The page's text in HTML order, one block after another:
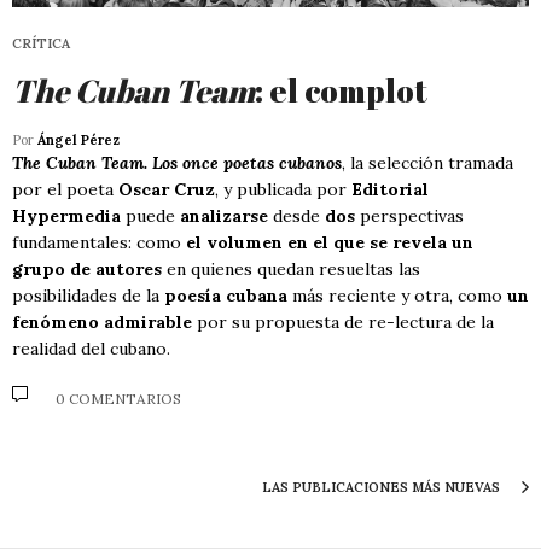
CRÍTICA
The Cuban Team: el complot
Por Ángel Pérez
The Cuban Team. Los once poetas cubanos, la selección tramada
por el poeta Oscar Cruz, y publicada por Editorial
Hypermedia puede analizarse desde dos perspectivas
fundamentales: como el volumen en el que se revela un
grupo de autores en quienes quedan resueltas las
posibilidades de la poesía cubana más reciente y otra, como un
fenómeno admirable por su propuesta de re-lectura de la
realidad del cubano.
0 COMENTARIOS
LAS PUBLICACIONES MÁS NUEVAS